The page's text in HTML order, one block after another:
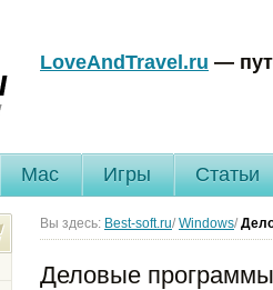
LoveAndTravel.ru —
Mac Игры Статьи
Вы здесь: Best-soft.ru/ Windows/
Деловые программы